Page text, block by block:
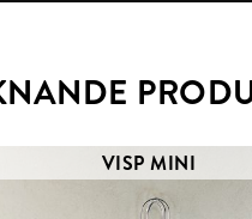
VISP MINI